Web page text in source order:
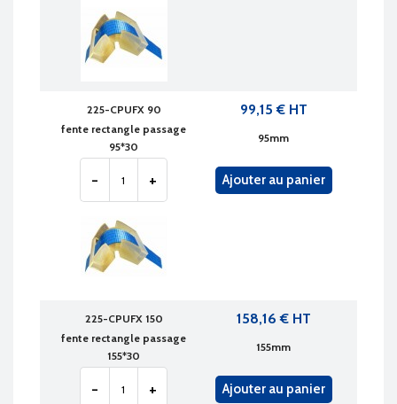
225-CPUFX 90
fente rectangle passage
95*30
95mm
99,15 € HT
- + Ajouter au panier
225-CPUFX 150
fente rectangle passage
155*30
155mm
158,16 € HT
- + Ajouter au panier